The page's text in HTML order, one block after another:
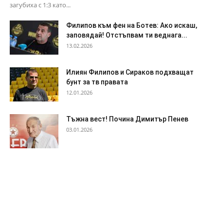
загубиха с 1:3 като...
Филипов към фен на Ботев: Ако искаш,
заповядай! Отстъпвам ти веднага...
13.02.2026
Илиян Филипов и Сираков подхващат
бунт за тв правата
12.01.2026
Тъжна вест! Почина Димитър Пенев
03.01.2026